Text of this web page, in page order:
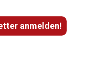
anmelden!